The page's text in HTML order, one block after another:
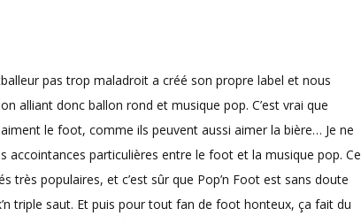
pas trop maladroit a créé son propre label et nous
alliant donc ballon rond et musique pop. C’est vrai que
le foot, comme ils peuvent aussi aimer la bière… Je ne
accointances particulières entre le foot et la musique pop. Ce
très populaires, et c’est sûr que Pop’n Foot est sans doute
triple saut. Et puis pour tout fan de foot honteux, ça fait du